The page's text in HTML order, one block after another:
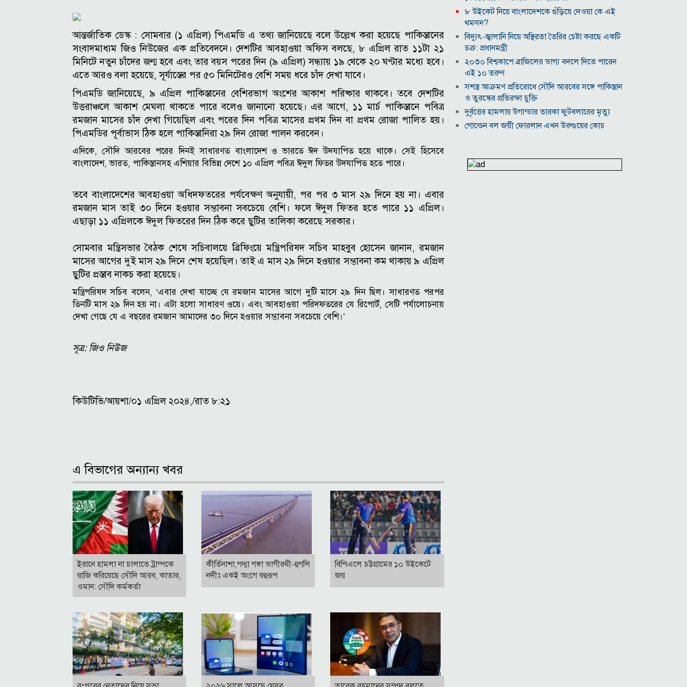
আন্তর্জাতিক ডেস্ক : সোমবার (১ এপ্রিল) পিএমডি এ তথ্য জানিয়েছে বলে উল্লেখ করা হয়েছে পাকিস্তানের
সংবাদমাধ্যম জিও নিউজের এক প্রতিবেদনে। দেশটির আবহাওয়া অফিস বলছে, ৮ এপ্রিল রাত ১১টা ২১
মিনিটে নতুন চাঁদের জন্ম হবে এবং তার বয়স পরের দিন (৯ এপ্রিল) সন্ধ্যায় ১৯ থেকে ২০ ঘণ্টার মধ্যে হবে।
এতে আরও বলা হয়েছে, সূর্যাস্তের পর ৫০ মিনিটেরও বেশি সময় ধরে চাঁদ দেখা যাবে।
পিএমডি জানিয়েছে, ৯ এপ্রিল পাকিস্তানের বেশিরভাগ অংশের আকাশ পরিষ্কার থাকবে। তবে দেশটির
উত্তরাঞ্চলে আকাশ মেঘলা থাকতে পারে বলেও জানানো হয়েছে। এর আগে, ১১ মার্চ পাকিস্তানে পবিত্র
রমজান মাসের চাঁদ দেখা গিয়েছিল এবং পরের দিন পবিত্র মাসের প্রথম দিন বা প্রথম রোজা পালিত হয়।
পিএমডির পূর্বাভাস ঠিক হলে পাকিস্তানিরা ২৯ দিন রোজা পালন করবেন।
এদিকে, সৌদি আরবের পরের দিনই সাধারণত বাংলাদেশ ও ভারতে ঈদ উদযাপিত হয়ে থাকে। সেই হিসেবে
বাংলাদেশ, ভারত, পাকিস্তানসহ এশিয়ার বিভিন্ন দেশে ১০ এপ্রিল পবিত্র ঈদুল ফিতর উদযাপিত হতে পারে।
তবে বাংলাদেশের আবহাওয়া অধিদফতরের পর্যবেক্ষণ অনুযায়ী, পর পর ৩ মাস ২৯ দিনে হয় না। এবার
রমজান মাস তাই ৩০ দিনে হওয়ার সম্ভাবনা সবচেয়ে বেশি। ফলে ঈদুল ফিতর হতে পারে ১১ এপ্রিল।
এছাড়া ১১ এপ্রিলকে ঈদুল ফিতরের দিন ঠিক করে ছুটির তালিকা করেছে সরকার।
সোমবার মন্ত্রিসভার বৈঠক শেষে সচিবালয়ে ব্রিফিংয়ে মন্ত্রিপরিষদ সচিব মাহবুব হোসেন জানান, রমজান
মাসের আগের দুই মাস ২৯ দিনে শেষ হয়েছিল। তাই এ মাস ২৯ দিনে হওয়ার সম্ভাবনা কম থাকায় ৯ এপ্রিল
ছুটির প্রস্তাব নাকচ করা হয়েছে।
মন্ত্রিপরিষদ সচিব বলেন, ‘এবার দেখা যাচ্ছে যে রমজান মাসের আগে দুটি মাসে ২৯ দিন ছিল। সাধারণত পরপর
তিনটি মাস ২৯ দিন হয় না। এটা হলো সাধারণ ওয়ে। এবং আবহাওয়া পরিদফতরের যে রিপোর্ট, সেটি পর্যালোচনায়
দেখা গেছে যে এ বছরের রমজান আমাদের ৩০ দিনে হওয়ার সম্ভাবনা সবচেয়ে বেশি।’
সূত্র: জিও নিউজ
কিউটিভি/আয়শা/০১ এপ্রিল ২০২৪,/রাত ৮:২১
এ বিভাগের অন্যান্য খবর
ইরানে হামলা না চালাতে ট্রাম্পকে
রাজি করিয়েছে সৌদি আরব, কাতার,
ওমান: সৌদি কর্মকর্তা
কীর্তিনাশা,পদ্মা গঙ্গা ভাগীরথী-হুগলি
নদীঃ একই অংগে বহুরূপ
বিপিএলে চট্টগ্রামের ১০ উইকেটে
জয়
৮ উইকেট নিয়ে বাংলাদেশকে গুঁড়িয়ে দেওয়া কে এই
থমসন?
বিদ্যুৎ-জ্বালানি নিয়ে অস্থিরতা তৈরির চেষ্টা করছে একটি
চক্র: প্রধানমন্ত্রী
২০৩০ বিশ্বকাপে ব্রাজিলের ভাগ্য বদলে দিতে পারেন
এই ১০ তরুণ
সশস্ত্র আক্রমণ প্রতিরোধে সৌদি আরবের সঙ্গে পাকিস্তান
ও তুরস্কের প্রতিরক্ষা চুক্তি
দুর্বৃত্তের হামলায় উগান্ডার তারকা ফুটবলারের মৃত্যু
গোল্ডেন বল জয়ী ফোরলান এখন উরুগুয়ের কোচ
কোটি টাকা